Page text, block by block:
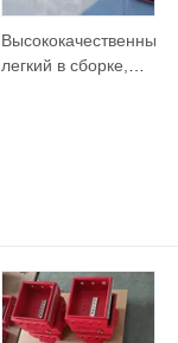
Высококачественный,
легкий в сборке,